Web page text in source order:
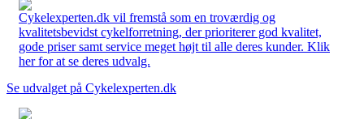
Cykelexperten.dk vil fremstå som en troværdig og
kvalitetsbevidst cykelforretning, der prioriterer god kvalitet,
gode priser samt service meget højt til alle deres kunder. Klik
her for at se deres udvalg.
Se udvalget på Cykelexperten.dk